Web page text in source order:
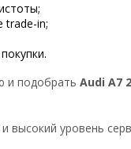
trade-in;
и подобрать Audi A7
высокий уровень